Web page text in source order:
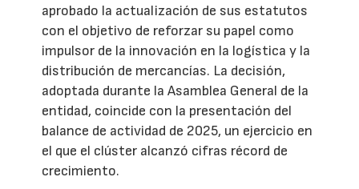
aprobado la actualización de sus estatutos
con el objetivo de reforzar su papel como
impulsor de la innovación en la logística y la
distribución de mercancías. La decisión,
adoptada durante la Asamblea General de la
entidad, coincide con la presentación del
balance de actividad de 2025, un ejercicio en
el que el clúster alcanzó cifras récord de
crecimiento.